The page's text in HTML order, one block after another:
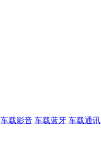
车载影音 车载蓝牙 车载通讯